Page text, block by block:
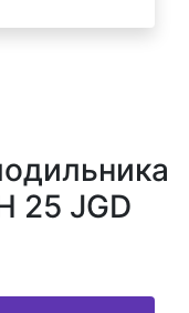
25 JGD